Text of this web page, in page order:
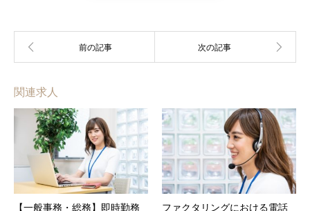
関連求人
【一般事務・総務】即時勤務
ファクタリングにおける電話